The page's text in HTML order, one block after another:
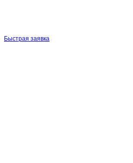
Быстрая заявка